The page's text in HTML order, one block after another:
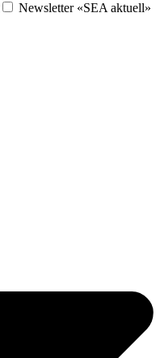
Newsletter «SEA aktuell»